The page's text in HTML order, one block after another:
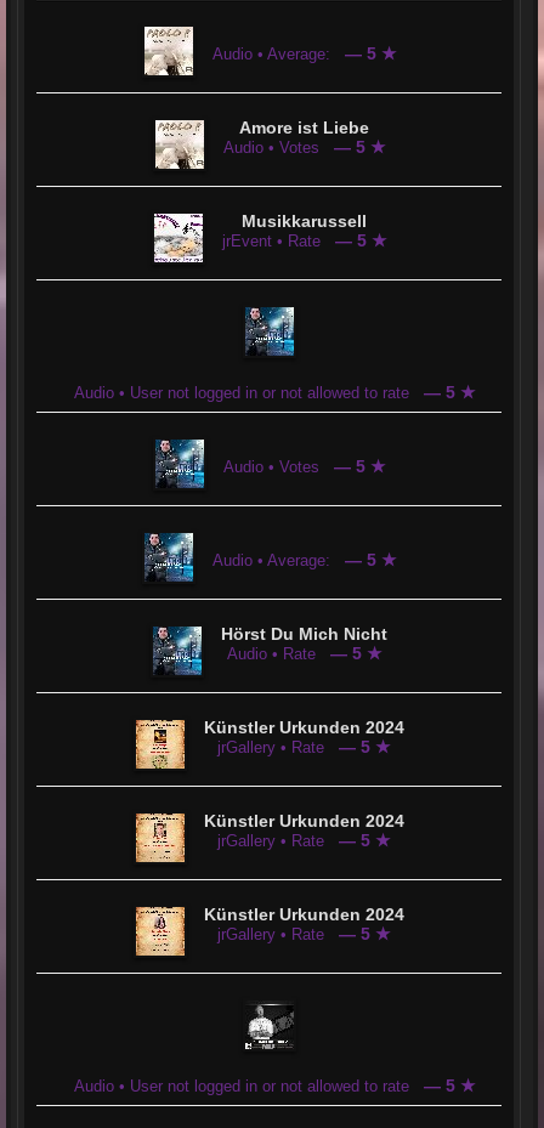
seine/ihre Lieblingssendung raus zu suchen
und die Zeit mit Schausteller Radio zu genießen.
Natürlich besitzt Schausteller Radio
Hier wird zu Anfang gleich auf den
Jugendschutz aufmerksam gemacht.
Mit einer Registrierung oder auch als Gast
ist man hier Herzlich Willkommen.
Die User im Chat sind sehr nett und zuvorkommend.
Die Musik kommt klar und deutlich rüber
und es macht Spaß hier zu sein.
Audio • Average: — 5 ★
Amore ist Liebe
Audio • Votes — 5 ★
Musikkarussell
jrEvent • Rate — 5 ★
Audio • User not logged in or not allowed to rate — 5 ★
Audio • Votes — 5 ★
Audio • Average: — 5 ★
Hörst Du Mich Nicht
Audio • Rate — 5 ★
Künstler Urkunden 2024
jrGallery • Rate — 5 ★
Künstler Urkunden 2024
jrGallery • Rate — 5 ★
Künstler Urkunden 2024
jrGallery • Rate — 5 ★
Audio • User not logged in or not allowed to rate — 5 ★